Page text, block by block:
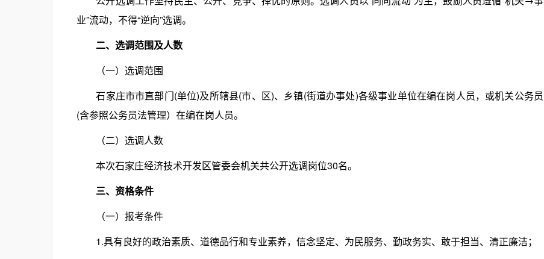
业”流动，不得“逆向”选调。
二、选调范围及人数
（一）选调范围
石家庄市市直部门(单位)及所辖县(市、区)、乡镇(街道办事处)各级事业单位在编在岗人员，或机关公务员
(含参照公务员法管理）在编在岗人员。
（二）选调人数
本次石家庄经济技术开发区管委会机关共公开选调岗位30名。
三、资格条件
（一）报考条件
1.具有良好的政治素质、道德品行和专业素养，信念坚定、为民服务、勤政务实、敢于担当、清正廉洁；